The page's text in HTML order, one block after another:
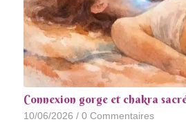
Connexion gorge et chakra
10/06/2026 / 0 Commentaires